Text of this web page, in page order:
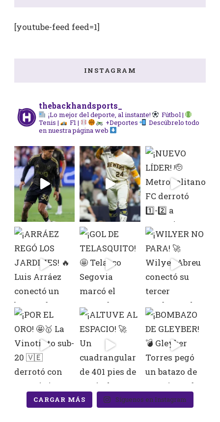
[youtube-feed feed=1]
INSTAGRAM
thebackhandsports_
¡Lo mejor del deporte, al instante!
Fútbol |
Tenis |
F1 | +Deportes
Descúbrelo todo
en nuestra página web
CARGAR MÁS Síguenos en Instagram